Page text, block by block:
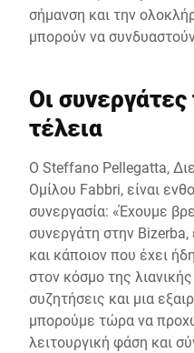
σήμανση και την
μπορούν να
Οι συνεργάτες
τέλεια
Ο Steffano Pellegatta,
Ομίλου Fabbri, είναι
συνεργασία: «Έχουμε
συνεργάτη στην Bizerba,
και κάποιον που έχει
στον κόσμο της
συζητήσεις και μια
μπορούμε τώρα να
λειτουργική φάση και